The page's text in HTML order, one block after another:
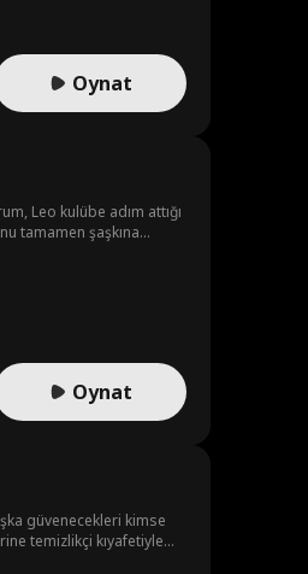
Oynat
Leo kulübe adım attığı
tamamen şaşkına
Oynat
güvenecekleri kimse
temizlikçi kıyafetiyle